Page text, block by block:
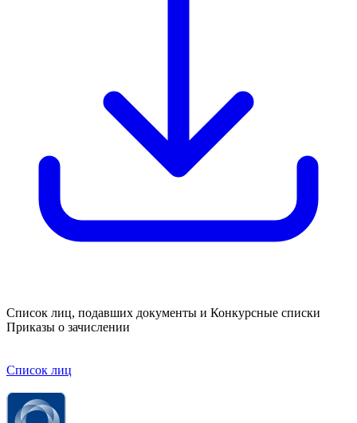
Список лиц, подавших документы и Конкурсные списки
Приказы о зачислении
Список лиц